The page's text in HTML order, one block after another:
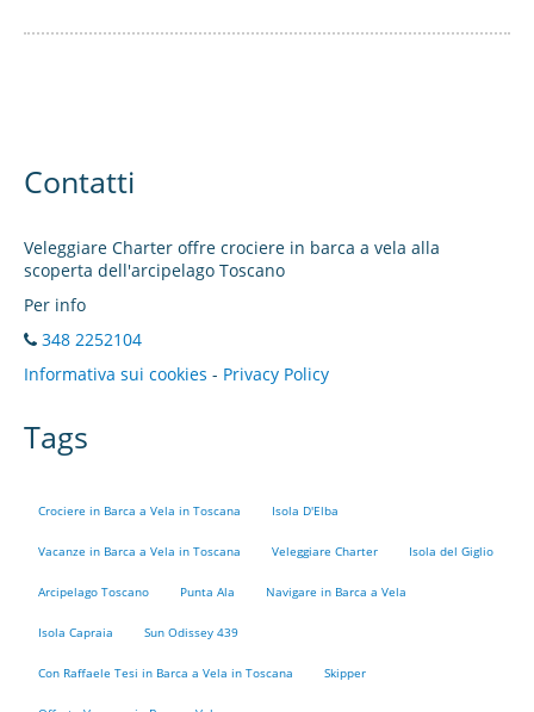
Contatti
Veleggiare Charter offre crociere in barca a vela alla
scoperta dell'arcipelago Toscano
Per info
348 2252104
Informativa sui cookies - Privacy Policy
Tags
Crociere in Barca a Vela in Toscana Isola D'Elba
Vacanze in Barca a Vela in Toscana Veleggiare Charter Isola del Giglio
Arcipelago Toscano Punta Ala Navigare in Barca a Vela
Isola Capraia Sun Odissey 439
Con Raffaele Tesi in Barca a Vela in Toscana Skipper